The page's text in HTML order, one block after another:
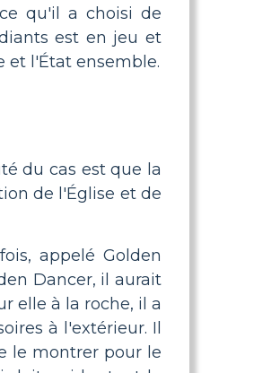
qu'il a choisi de
est en jeu et
et l'État ensemble.
du cas est que la
de l'Église et de
appelé Golden
Dancer, il aurait
elle à la roche, il a
à l'extérieur. Il
le montrer pour le